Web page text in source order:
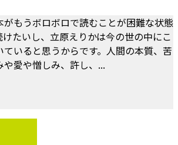
もうボロボロで読むことが困難な状態
たいし、立原えりかは今の世の中にこ
いると思うからです。人間の本質、苦
や愛や憎しみ、許し、...